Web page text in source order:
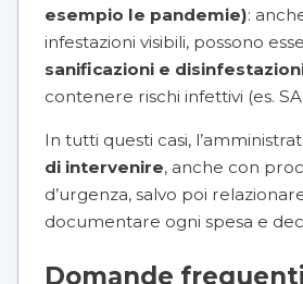
esempio le pandemie):
infestazioni visibili, possono
sanificazioni e
contenere rischi infettivi (es.
In tutti questi casi,
di intervenire, anche con
d’urgenza, salvo poi
documentare ogni spesa e
Domande frequenti